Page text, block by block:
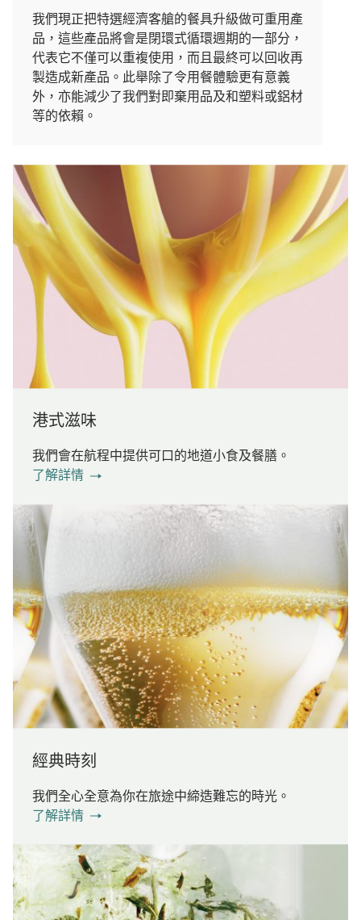
我們現正把特選經濟客艙的餐具升級做可重用產
品，這些產品將會是閉環式循環週期的一部分，
代表它不僅可以重複使用，而且最終可以回收再
製造成新產品。此舉除了令用餐體驗更有意義
外，亦能減少了我們對即棄用品及和塑料或鋁材
等的依賴。
港式滋味
我們會在航程中提供可口的地道小食及餐膳。
了解詳情
經典時刻
我們全心全意為你在旅途中締造難忘的時光。
了解詳情